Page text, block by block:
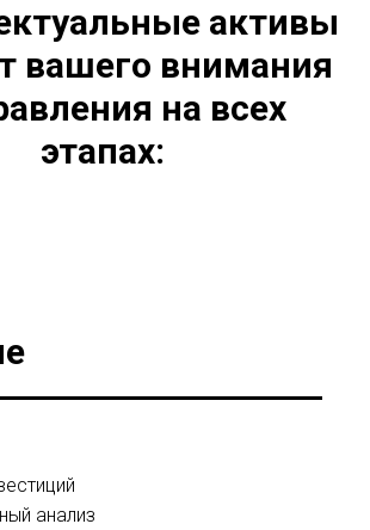
активы
вашего внимания
на всех
этапах:
анализ